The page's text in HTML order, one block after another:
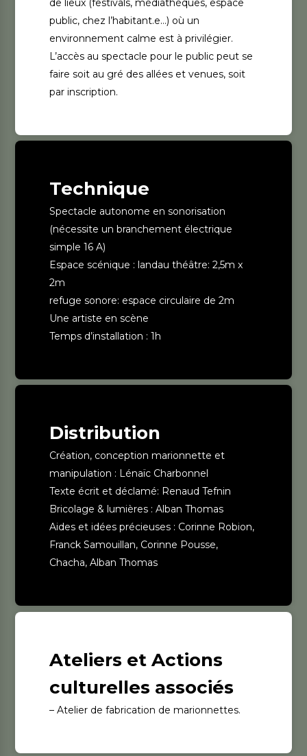
de lieux (festivals, médiathèques, espace
public, chez l’habitant.e…) où un
environnement calme est à privilégier.
L’accès au spectacle pour le public peut se
faire soit au gré des allées et venues, soit
par inscription.
Technique
Spectacle autonome en sonorisation
(nécessite un branchement électrique
simple 16 A)
Espace scénique : landau théâtre: 2,5m x
2m
refuge sonore: espace circulaire de 2m
Une artiste en scène
Temps d’installation : 1h
Distribution
Création, conception marionnette et
manipulation : Lénaïc Charbonnel
Texte écrit et déclamé: Renaud Tefnin
Bricolage & lumières : Alban Thomas
Aides et idées précieuses : Corinne Robion,
Franck Samouillan, Corinne Pousse,
Chacha, Alban Thomas
Ateliers et Actions
culturelles associés
– Atelier de fabrication de marionnettes.